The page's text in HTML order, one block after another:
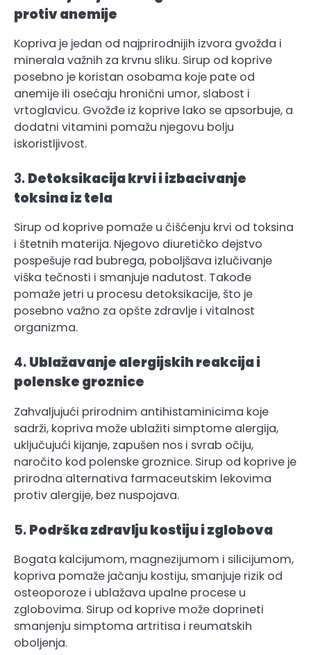
protiv anemije
Kopriva je jedan od najprirodnijih izvora gvožđa i
minerala važnih za krvnu sliku. Sirup od koprive
posebno je koristan osobama koje pate od
anemije ili osećaju hronični umor, slabost i
vrtoglavicu. Gvožđe iz koprive lako se apsorbuje, a
dodatni vitamini pomažu njegovu bolju
iskoristljivost.
3.Detoksikacija krvi i izbacivanje
toksina iz tela
Sirup od koprive pomaže u čišćenju krvi od toksina
i štetnih materija. Njegovo diuretičko dejstvo
pospešuje rad bubrega, poboljšava izlučivanje
viška tečnosti i smanjuje nadutost. Takođe
pomaže jetri u procesu detoksikacije, što je
posebno važno za opšte zdravlje i vitalnost
organizma.
4.Ublažavanje alergijskih reakcija i
polenske groznice
Zahvaljujući prirodnim antihistaminicima koje
sadrži, kopriva može ublažiti simptome alergija,
uključujući kijanje, zapušen nos i svrab očiju,
naročito kod polenske groznice. Sirup od koprive je
prirodna alternativa farmaceutskim lekovima
protiv alergije, bez nuspojava.
5.Podrška zdravlju kostiju i zglobova
Bogata kalcijumom, magnezijumom i silicijumom,
kopriva pomaže jačanju kostiju, smanjuje rizik od
osteoporoze i ublažava upalne procese u
zglobovima. Sirup od koprive može doprineti
smanjenju simptoma artritisa i reumatskih
oboljenja.